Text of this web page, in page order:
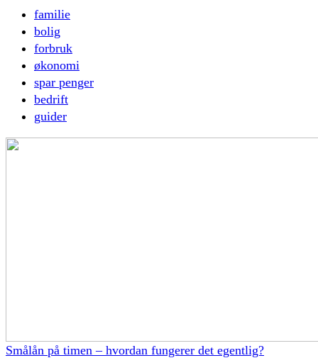
familie
bolig
forbruk
økonomi
spar penger
bedrift
guider
Smålån på timen – hvordan fungerer det egentlig?